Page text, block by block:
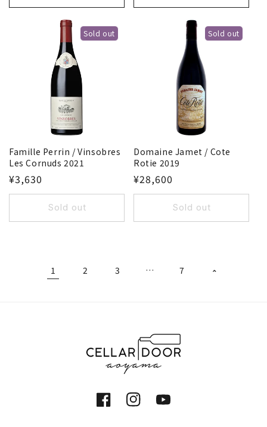
Sold out
Famille Perrin / Vinsobres
Les Cornuds 2021
¥3,630
Sold out
Sold out
Domaine Jamet / Cote
Rotie 2019
¥28,600
Sold out
1 2 3 … 7
FacebookInstagramYouTube